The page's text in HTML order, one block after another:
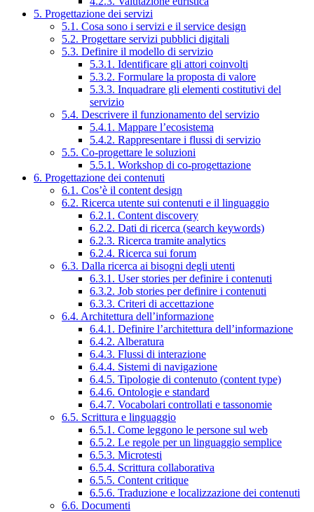
5. Progettazione dei servizi
5.1. Cosa sono i servizi e il service design
5.2. Progettare servizi pubblici digitali
5.3. Definire il modello di servizio
5.3.1. Identificare gli attori coinvolti
5.3.2. Formulare la proposta di valore
5.3.3. Inquadrare gli elementi costitutivi del
servizio
5.4. Descrivere il funzionamento del servizio
5.4.1. Mappare l’ecosistema
5.4.2. Rappresentare i flussi di servizio
5.5. Co-progettare le soluzioni
5.5.1. Workshop di co-progettazione
6. Progettazione dei contenuti
6.1. Cos’è il content design
6.2. Ricerca utente sui contenuti e il linguaggio
6.2.1. Content discovery
6.2.2. Dati di ricerca (search keywords)
6.2.3. Ricerca tramite analytics
6.2.4. Ricerca sui forum
6.3. Dalla ricerca ai bisogni degli utenti
6.3.1. User stories per definire i contenuti
6.3.2. Job stories per definire i contenuti
6.3.3. Criteri di accettazione
6.4. Architettura dell’informazione
6.4.1. Definire l’architettura dell’informazione
6.4.2. Alberatura
6.4.3. Flussi di interazione
6.4.4. Sistemi di navigazione
6.4.5. Tipologie di contenuto (content type)
6.4.6. Ontologie e standard
6.4.7. Vocabolari controllati e tassonomie
6.5. Scrittura e linguaggio
6.5.1. Come leggono le persone sul web
6.5.2. Le regole per un linguaggio semplice
6.5.3. Microtesti
6.5.4. Scrittura collaborativa
6.5.5. Content critique
6.5.6. Traduzione e localizzazione dei contenuti
6.6. Documenti